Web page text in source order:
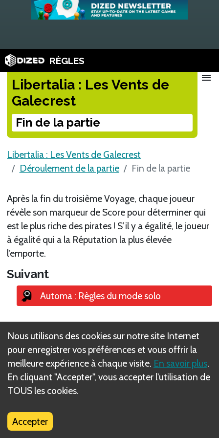
RÈGLES
Libertalia : Les Vents de
Galecrest
Fin de la partie
menu
Libertalia : Les Vents de Galecrest
Déroulement de la partie
Fin de la partie
Après la fin du troisième Voyage, chaque joueur
révèle son marqueur de Score pour déterminer qui
est le plus riche des pirates ! S’il y a égalité, le joueur
à égalité qui a la Réputation la plus élevée
l’emporte.
Suivant
Automa : Règles du mode solo
Qu'est-ce que les règles DIZED ?
Nous utilisons des cookies sur notre site Internet
pour enregistrer vos préférences et vous offrir la
meilleure expérience à chaque visite. En savoir plus.
En cliquant "Accepter", vous accepter l'utilisation de
TOUS les cookies.
Accepter